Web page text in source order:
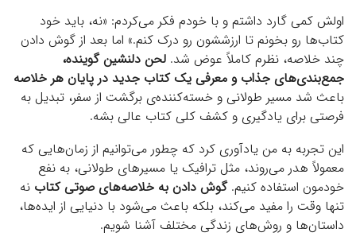
اولش کمی گارد داشتم و با خودم فکر می‌کردم: «نه، باید خود
کتاب‌ها رو بخونم تا ارزششون رو درک کنم.» اما بعد از گوش دادن
چند خلاصه، نظرم کاملاً عوض شد. لحن دلنشین گوینده،
جمع‌بندی‌های جذاب و معرفی یک کتاب جدید در پایان هر خلاصه
باعث شد مسیر طولانی و خسته‌کننده‌ی برگشت از سفر، تبدیل به
فرصتی برای یادگیری و کشف کلی کتاب عالی بشه.
این تجربه به من یادآوری کرد که چطور می‌توانیم از زمان‌هایی که
معمولاً هدر می‌روند، مثل ترافیک یا مسیرهای طولانی، به نفع
خودمون استفاده کنیم.گوش دادن به خلاصه‌های صوتی کتاب نه
تنها وقت را مفید می‌کند، بلکه باعث می‌شود با دنیایی از ایده‌ها،
داستان‌ها و روش‌های زندگی مختلف آشنا شویم.